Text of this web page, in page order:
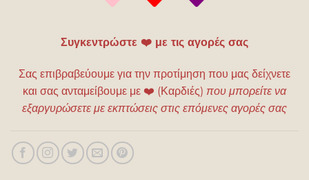
Συγκεντρώστε ❤️ με τις αγορές σας
Σας επιβραβεύουμε για την προτίμηση που μας δείχνετε
και σας ανταμείβουμε με ❤️ (Καρδιές) που μπορείτε να
εξαργυρώσετε με εκπτώσεις στις επόμενες αγορές σας